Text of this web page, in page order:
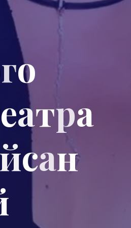
го
еатра
йсан